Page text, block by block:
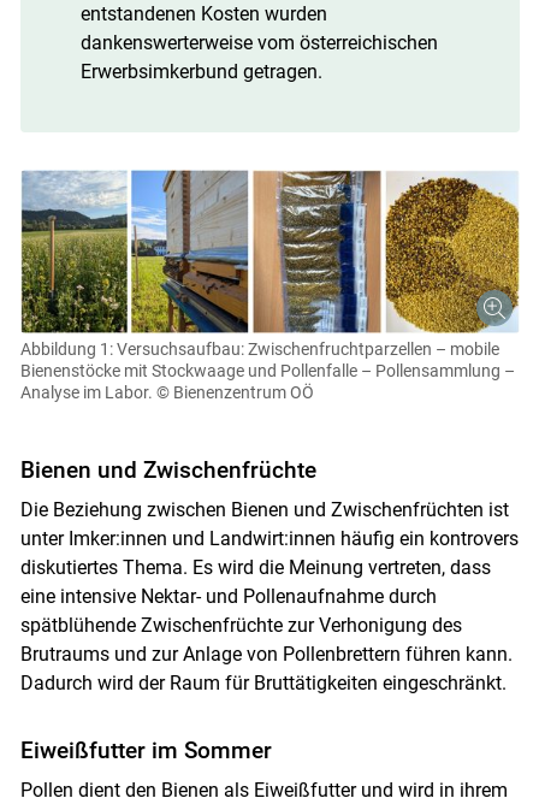
entstandenen Kosten wurden
dankenswerterweise vom österreichischen
Erwerbsimkerbund getragen.
Abbildung 1: Versuchsaufbau: Zwischenfruchtparzellen – mobile
Bienenstöcke mit Stockwaage und Pollenfalle – Pollensammlung –
Analyse im Labor. © Bienenzentrum OÖ
Bienen und Zwischenfrüchte
Die Beziehung zwischen Bienen und Zwischenfrüchten ist
unter Imker:innen und Landwirt:innen häufig ein kontrovers
diskutiertes Thema. Es wird die Meinung vertreten, dass
eine intensive Nektar- und Pollenaufnahme durch
spätblühende Zwischenfrüchte zur Verhonigung des
Brutraums und zur Anlage von Pollenbrettern führen kann.
Dadurch wird der Raum für Bruttätigkeiten eingeschränkt.
Eiweißfutter im Sommer
Pollen dient den Bienen als Eiweißfutter und wird in ihrem